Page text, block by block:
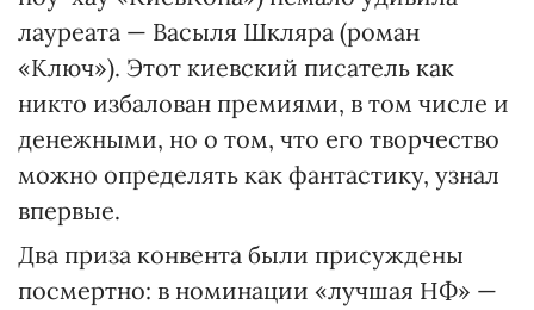
лауреата — Васыля Шкляра (роман
«Ключ»). Этот киевский писатель как
никто избалован премиями, в том числе и
денежными, но о том, что его творчество
можно определять как фантастику, узнал
впервые.
Два приза конвента были присуждены
посмертно: в номинации «лучшая НФ» —